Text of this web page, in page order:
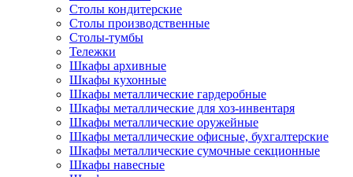
Столы кондитерские
Столы производственные
Столы-тумбы
Тележки
Шкафы архивные
Шкафы кухонные
Шкафы металлические гардеробные
Шкафы металлические для хоз-инвентаря
Шкафы металлические оружейные
Шкафы металлические офисные, бухгалтерские
Шкафы металлические сумочные секционные
Шкафы навесные